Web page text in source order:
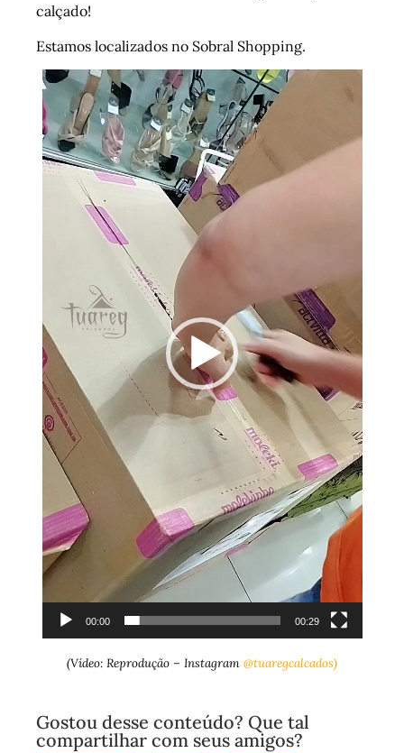
calçado!
Estamos localizados no Sobral Shopping.
Tocador
de
vídeo
00:00 00:29
(Vídeo: Reprodução – Instagram @tuaregcalcados)
Gostou desse conteúdo? Que tal
compartilhar com seus amigos?